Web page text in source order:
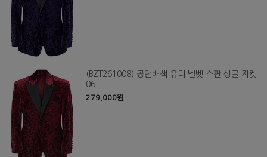
(BZT261008) 공단배색 유리 벨벳 스판 싱글 자켓
06
279,000원